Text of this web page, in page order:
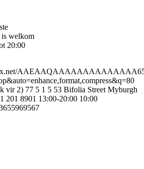
is welkom
20:00
vir 2) 77 5 1 5 53 Bifolia Street Myburgh
201 8901 13:00-20:00 10:00